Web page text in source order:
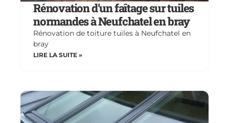
Rénovation d’un faîtage sur tuiles
normandes à Neufchatel en bray
Rénovation de toiture tuiles à Neufchatel en
bray
LIRE LA SUITE »